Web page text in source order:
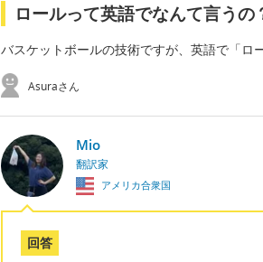
ロールって英語でなんて言うの
バスケットボールの技術ですが、英語で「ロ
Asuraさん
Mio
翻訳家
アメリカ合衆国
回答